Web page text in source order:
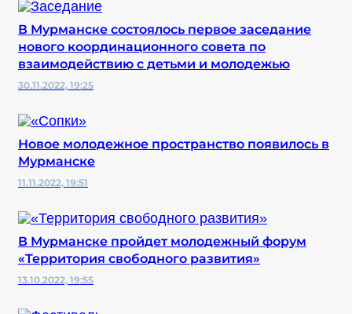
В Мурманске состоялось первое заседание
нового координационного совета по
взаимодействию с детьми и молодежью
30.11.2022, 19:25
Новое молодежное пространство появилось в
Мурманске
11.11.2022, 19:51
В Мурманске пройдет молодежный форум
«Территория свободного развития»
13.10.2022, 19:55